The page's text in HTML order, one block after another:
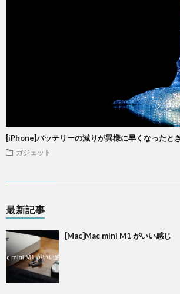
[iPhone]バッテリーの減りが異様に早くなったと
ガジェット
最新記事
[Mac]Mac mini M1 がいい感じ